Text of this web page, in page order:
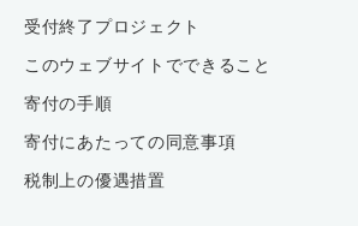
受付終了プロジェクト
このウェブサイトでできること
寄付の手順
寄付にあたっての同意事項
税制上の優遇措置